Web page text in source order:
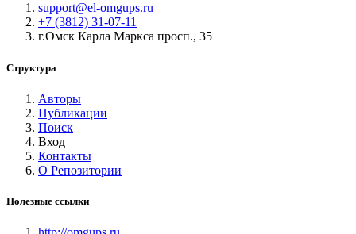
support@el-omgups.ru
+7 (3812) 31-07-11
г.Омск Карла Маркса просп., 35
Структура
Авторы
Публикации
Поиск
Вход
Контакты
О Репозитории
Полезные ссылки